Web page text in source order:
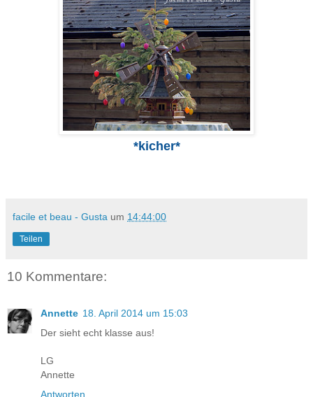
*kicher*
facile et beau - Gusta um 14:44:00
Teilen
10 Kommentare:
Annette 18. April 2014 um 15:03
Der sieht echt klasse aus!
LG
Annette
Antworten